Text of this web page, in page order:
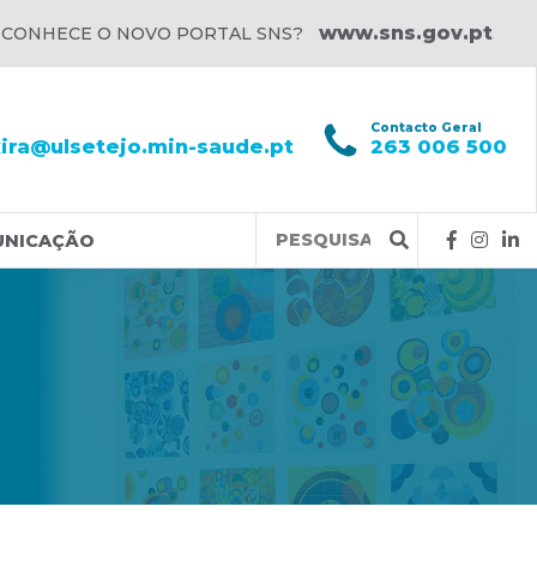
O NOVO PORTAL SNS? www.sns.gov.pt
saude.pt
Contacto Geral
263 006 500
Query